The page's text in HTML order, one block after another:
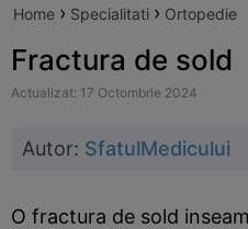
Home › Specialitati › Ortopedie
Fractura de sold
Actualizat: 17 Octombrie 2024
Autor: SfatulMedicului
O fractura de sold